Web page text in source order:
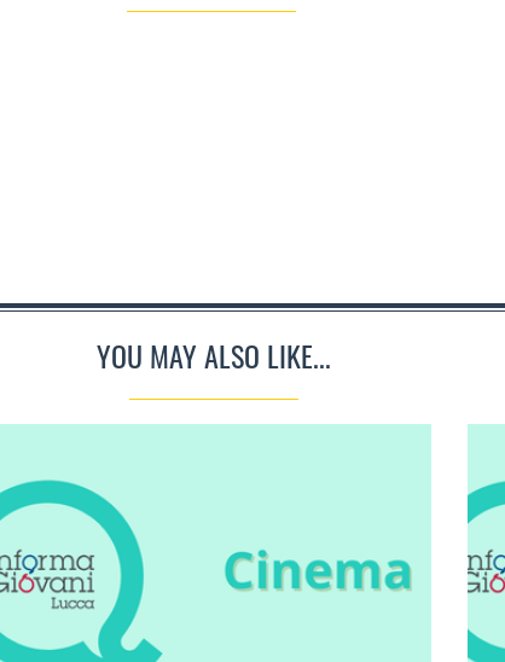
YOU MAY ALSO LIKE...